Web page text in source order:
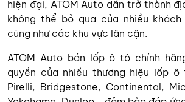
hiện đại, ATOM Auto dần trở thành
không thể bỏ qua của nhiều
cũng như các khu vực lân cận.
ATOM Auto bán lốp ô tô chính
quyền của nhiều thương hiệu lốp ô
Pirelli, Bridgestone, Continental,